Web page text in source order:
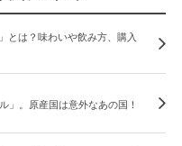
とは？味わいや飲み方、購入
」。原産国は意外なあの国！